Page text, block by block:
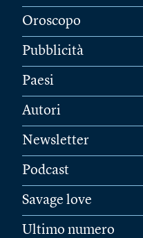
Oroscopo
Pubblicità
Paesi
Autori
Newsletter
Podcast
Savage love
Ultimo numero